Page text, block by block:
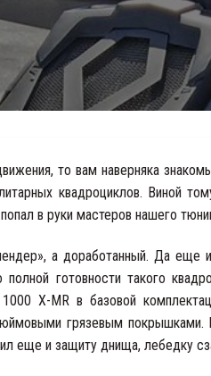
то вам наверняка
квадроциклов. Виной
в руки мастеров нашего
а доработанный. Да
полной готовности такого
X-MR в базовой
грязевым покрышками.
еще и защиту днища, лебедку